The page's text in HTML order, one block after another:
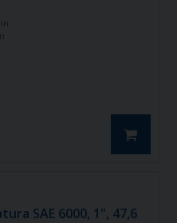
SAE 6000, 1", 47,6